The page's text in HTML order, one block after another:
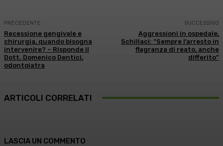
PRECEDENTE
Recessione gengivale e
chirurgia, quando bisogna
intervenire? – Risponde il
Dott. Domenico Dentici,
odontoiatra
SUCCESSIVO
Aggressioni in ospedale,
Schillaci: “Sempre l’arresto in
flagranza di reato, anche
differito”
ARTICOLI CORRELATI
LASCIA UN COMMENTO